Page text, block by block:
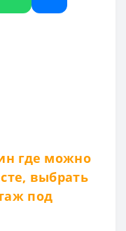
где можно
выбрать
под